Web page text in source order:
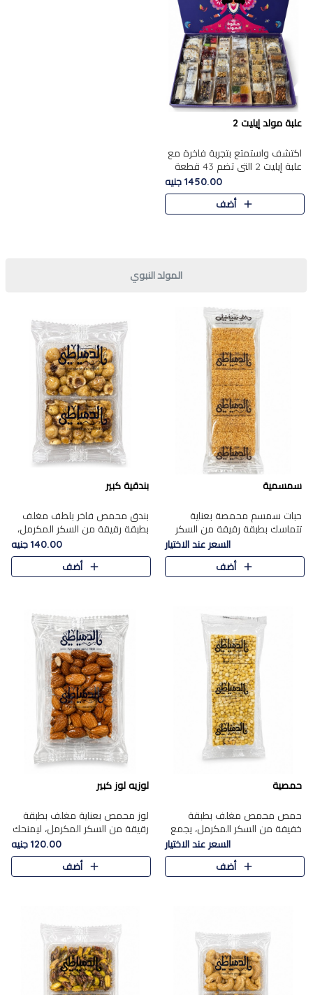
علبة مولد إيليت 2
اكتشف واستمتع بتجربة فاخرة مع
علبة إيليت 2 التي تضم 43 قطعة
تشكيلة من أرقى حلويات المولد
الشرقية المصرية الأصيلة ,معروضة
بشكل جميل في علبة أ..
1450.00 جنيه
أضف
المولد النبوي
سمسمية
حبات سمسم محمصة بعناية
تتماسك بطبقة رقيقة من السكر
المكرمل، لتقدم طعم السمسم
المميز وقرمشتة التي ارتبطت ببهجة
المولد عبر الأجيال.
السعر عند الاختيار
أضف
بندقية كبير
بندق محمص فاخر بلطف مغلف
بطبقة رقيقة من السكر المكرمل،
يجمع بين النكهة الغنية ناتي
والقرمشة الراقية المرضية في
حلوى شرقية أنيقه بطابع مميز.
140.00 جنيه
أضف
حمصية
حمص محمص مغلف بطبقة
خفيفة من السكر المكرمل، يجمع
بين القرمشة المميزة والطعم
الشرقي الأصيل في واحدة من أشهر
حلويات الموسم.
السعر عند الاختيار
أضف
لوزيه لوز كبير
لوز محمص بعناية مغلف بطبقة
رقيقة من السكر المكرمل، ليمنحك
قرمشة راقية ونكهة غنية تبرز
فخامة اللوز في كل قطعة.
120.00 جنيه
أضف